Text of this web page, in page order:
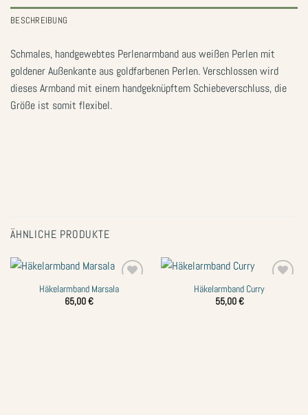
BESCHREIBUNG
Schmales, handgewebtes Perlenarmband aus weißen Perlen mit
goldener Außenkante aus goldfarbenen Perlen. Verschlossen wird
dieses Armband mit einem handgeknüpftem Schiebeverschluss, die
Größe ist somit flexibel.
ÄHNLICHE PRODUKTE
Zur
Häkelarmband Marsala
65,00€
Häkelarmband Curry
55,00€